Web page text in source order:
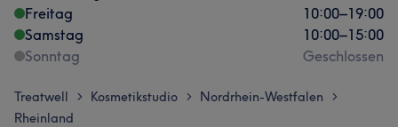
Freitag
10:00–19:00
Samstag
10:00–15:00
Sonntag
Geschlossen
Treatwell > Kosmetikstudio > Nordrhein-Westfalen >
Rheinland